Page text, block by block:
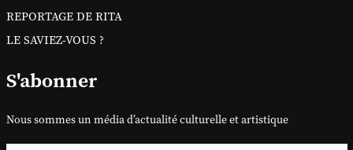
REPORTAGE DE RITA
LE SAVIEZ-VOUS ?
S'abonner
Nous sommes un média d’actualité culturelle et artistique